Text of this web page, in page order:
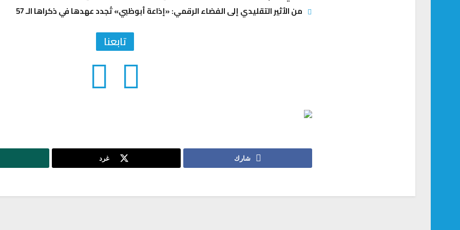
من الأثير التقليدي إلى الفضاء الرقمي: «إذاعة أبوظبي» تُجدد عهدها في ذكراها الـ 57
تابعنا
شارك غرد